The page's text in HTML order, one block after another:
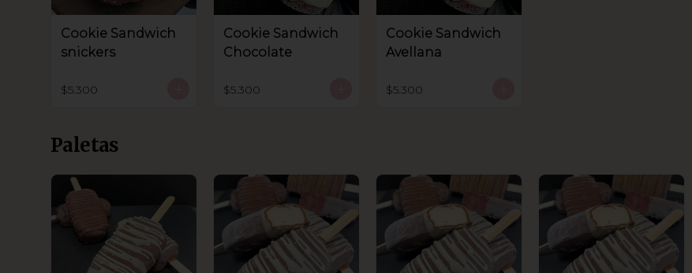
Cookie Sandwich
snickers
$5.300
Cookie Sandwich
Chocolate
$5.300
Cookie Sandwich
Avellana
$5.300
Paletas